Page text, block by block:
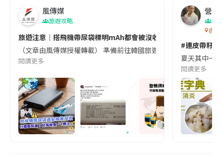
風傳媒
旅遊攻略
旅遊注意｜搭飛機帶尿袋標明mAh都會被沒收😱出發前切記檢查
（文章由風傳媒授權轉載） 準備前往韓國旅遊的民眾，近期要
閱讀更多
營養
香港
#連皮帶籽
夏天其中一
閱讀更多